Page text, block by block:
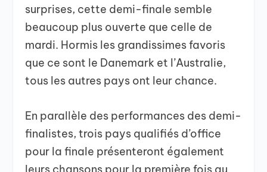
surprises, cette demi-finale semble
beaucoup plus ouverte que celle de
mardi. Hormis les grandissimes favoris
que ce sont le Danemark et l’Australie,
tous les autres pays ont leur chance.
En parallèle des performances des demi-
finalistes, trois pays qualifiés d’office
pour la finale présenteront également
leurs chansons pour la première fois au